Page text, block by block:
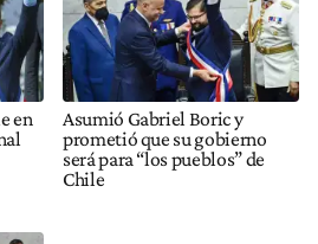
en
Asumió Gabriel Boric y
prometió que su gobierno
será para “los pueblos” de
Chile